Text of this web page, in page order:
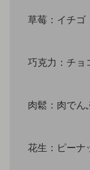
草莓：イチゴ
巧克力：チョ
肉鬆：肉でん
花生：ピーナ